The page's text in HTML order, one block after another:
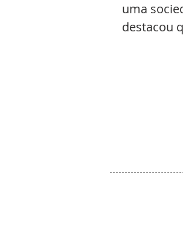
uma
destacou